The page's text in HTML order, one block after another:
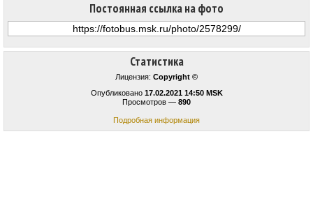
Статистика
Лицензия: Copyright ©
Опубликовано 17.02.2021 14:50 MSK
Просмотров — 890
Подробная информация
Постоянная ссылка на фото